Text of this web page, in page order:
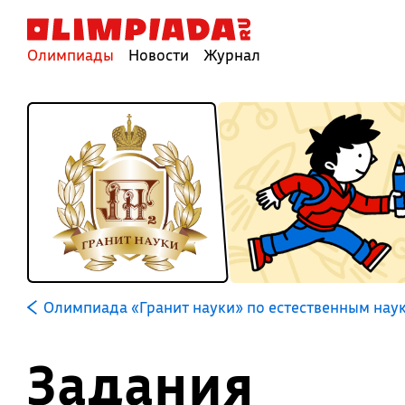
Олимпиады Новости Журнал
Олимпиада «Гранит науки» по естественным
Задания